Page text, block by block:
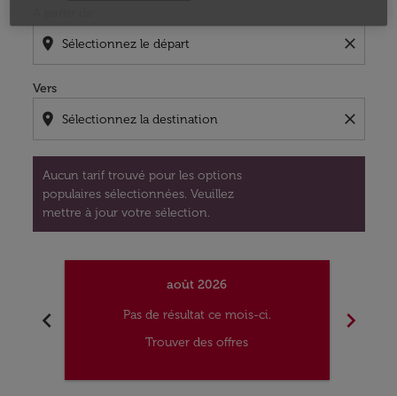
location_on close
Vers
location_on close
Aucun tarif trouvé pour les options
populaires sélectionnées. Veuillez
mettre à jour votre sélection.
chevron_left
août 2026
Pas de résultat ce mois-ci.
Trouver des offres
chevron_right